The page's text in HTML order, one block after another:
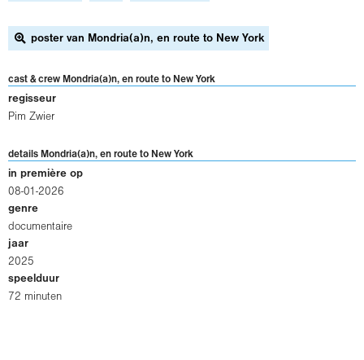
poster van Mondria(a)n, en route to New York
cast & crew Mondria(a)n, en route to New York
regisseur
Pim Zwier
details Mondria(a)n, en route to New York
in première op
08-01-2026
genre
documentaire
jaar
2025
speelduur
72 minuten